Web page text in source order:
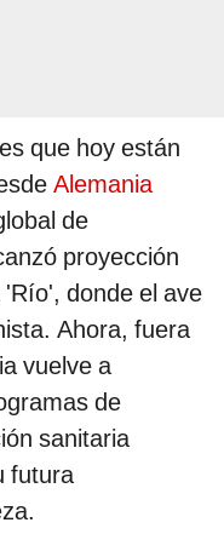
que hoy están
Alemania
de
proyección
donde el ave
Ahora, fuera
vuelve a
de
sanitaria
futura